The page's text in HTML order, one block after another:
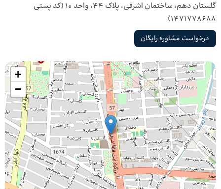
گلستان دهم، ساختمان اشرفی، پلاک ۴۴، واحد ۱۰ (کد پستی
۱۴۷۱۷۷۸۶۸۸)
درخواست مشاوره رایگان
+
−